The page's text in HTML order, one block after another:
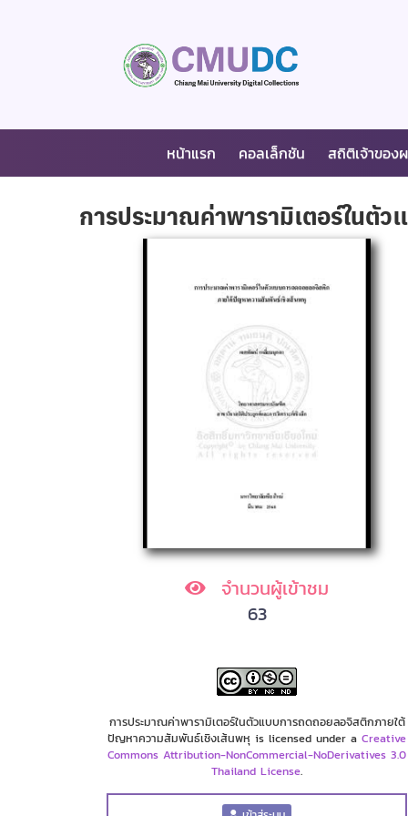
หน้าแรก คอลเล็กชัน สถิติเจ้าของ
การประมาณค่าพารามิเตอร์ในตั
จำนวนผู้เข้าชม
63
การประมาณค่าพารามิเตอร์ในตัวแบบการถดถอยลอจิสติกภายใต้
ปัญหาความสัมพันธ์เชิงเส้นพหุ is licensed under a Creative
Commons Attribution-NonCommercial-NoDerivatives 3.0
Thailand License.